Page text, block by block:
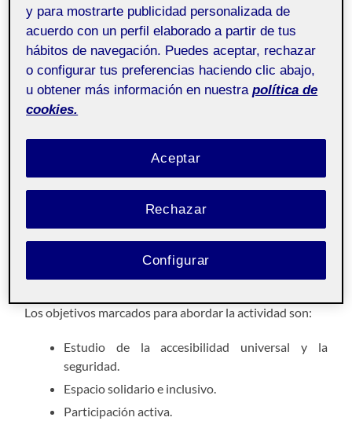
infantiles, la cual me ha servido de inspiración para
realizar la actividad propuesta en la asignatura Diseño
Centrado en las Personas.
En base a las pregunta guía que nos deberían orientar a
la hora de seleccionar un espacio para el desarrollo de la
actividad, mi elección se ha basado en las características
y situación del parque ya que posee un amplio potencial
No ha sido adaptado a la evolución de las
necesidades de los potenciales usuarios.
Se encuentra situado en un barrio algo
Los objetivos marcados para abordar la actividad son:
Estudio de la accesibilidad universal y la
seguridad.
Espacio solidario e inclusivo.
Participación activa.
y para mostrarte publicidad personalizada de
acuerdo con un perfil elaborado a partir de tus
hábitos de navegación. Puedes aceptar, rechazar
o configurar tus preferencias haciendo clic abajo,
u obtener más información en nuestra política de
cookies.
Rechazar
Aceptar
Configurar